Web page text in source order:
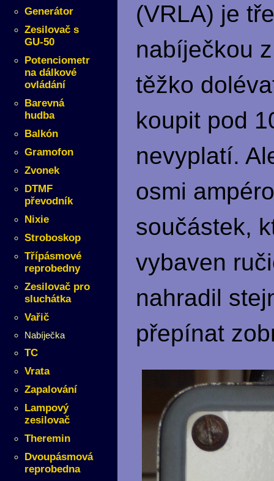
Generátor
Zesilovač s
GU-50
Potenciometr
na dálkové
ovládání
Barevná
hudba
Balkón
Gramofon
Zvonek
DTMF
převodník
Nixie
Stroboskop
Třípásmové
reprobedny
Zesilovač pro
sluchátka
Vařič
Nabíječka
TC
Vrata
Zapalování
Lampový
zesilovač
Theremin
Dvoupásmová
reprobedna
(VRLA) je
nabíječkou
těžko
koupit pod
nevyplatí.
osmi
součástek,
vybaven
nahradil
přepínat